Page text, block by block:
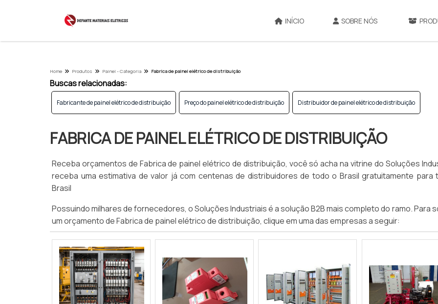
INÍCIO SOBRE NÓS
Home Produtos Painel - Categoria Fabrica de painel elétrico de distribuição
Buscas relacionadas:
Fabricante de painel elétrico de distribuição Preço do painel elétrico de distribuição Distribuidor de painel elétrico de distribuição
FABRICA DE PAINEL ELÉTRICO DE DISTRIBUIÇÃO
Receba orçamentos de Fabrica de painel elétrico de distribuição, você só acha na vitrine do Soluções
receba uma estimativa de valor já com centenas de distribuidores de todo o Brasil gratuitamente para
Brasil
Possuindo milhares de fornecedores, o Soluções Industriais é a solução B2B mais completo do ramo. Para
um orçamento de Fabrica de painel elétrico de distribuição, clique em uma das empresas a seguir: